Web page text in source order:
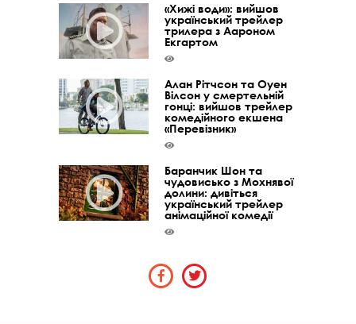
«Хижі води»: вийшов
український трейлер
трилера з Аароном
Екгартом
Алан Рітчсон та Оуен
Вілсон у смертельній
гонці: вийшов трейлер
комедійного екшена
«Перевізник»
Баранчик Шон та
чудовисько з Мохнявої
долини: дивіться
український трейлер
анімаційної комедії